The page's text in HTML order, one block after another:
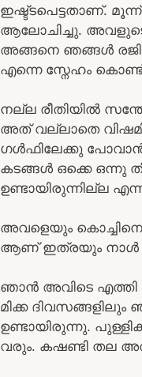
ഇഷ്ട്ടപെട്ടതാണ്.
ആലോചിച്ചു. അവളുടെ
അങ്ങനെ ഞങ്ങൾ
എന്നെ സ്നേഹം കൊണ്ട്
നല്ല രീതിയിൽ
അത് വല്ലാതെ
ഗൾഫിലേക്കു
കടങ്ങൾ ഒക്കെ ഒന്നു
ഉണ്ടായിരുന്നില്ല
അവളെയും
ആണ് ഇത്രയും നാൾ
ഞാൻ അവിടെ
മിക്ക ദിവസങ്ങളിലും
ഉണ്ടായിരുന്നു.
വരും. കഷണ്ടി തല